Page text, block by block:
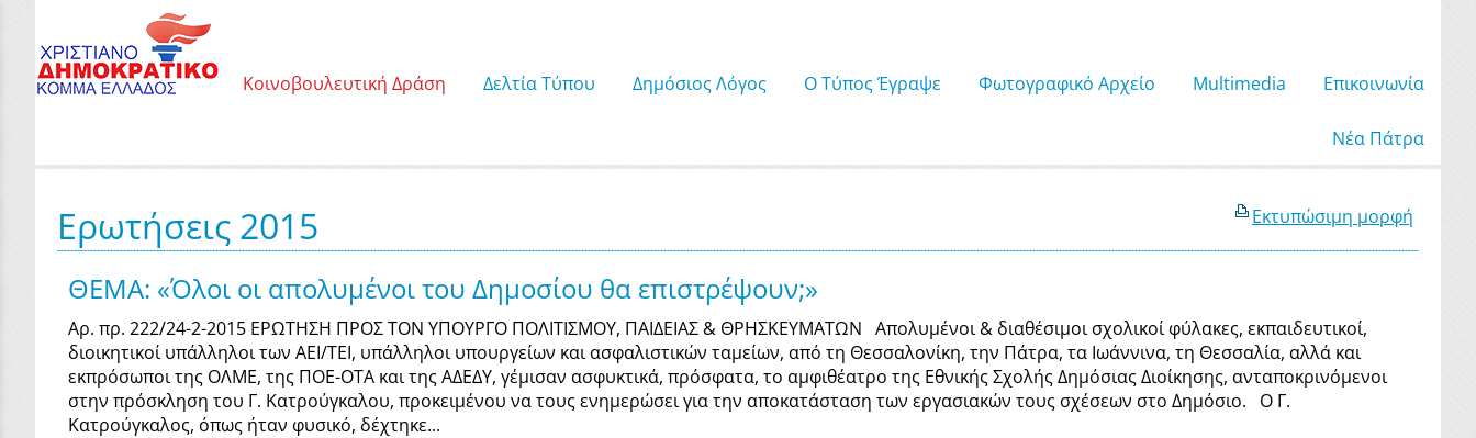
Κοινοβουλευτική Δράση Δελτία Τύπου Δημόσιος Λόγος Ο Τύπος Έγραψε Φωτογραφικό Αρχείο Μultimedia Επικοινωνία
Νέα Πάτρα
Εκτυπώσιμη μορφή
Ερωτήσεις 2015
ΘΕΜΑ: «Όλοι οι απολυμένοι του Δημοσίου θα επιστρέψουν;»
Αρ. πρ. 222/24-2-2015 ΕΡΩΤΗΣΗ ΠΡΟΣ ΤΟΝ ΥΠΟΥΡΓΟ ΠΟΛΙΤΙΣΜΟΥ, ΠΑΙΔΕΙΑΣ & ΘΡΗΣΚΕΥΜΑΤΩΝ Απολυμένοι & διαθέσιμοι σχολικοί φύλακες, εκπαιδευτικοί,
διοικητικοί υπάλληλοι των ΑΕΙ/ΤΕΙ, υπάλληλοι υπουργείων και ασφαλιστικών ταμείων, από τη Θεσσαλονίκη, την Πάτρα, τα Ιωάννινα, τη Θεσσαλία, αλλά και
εκπρόσωποι της ΟΛΜΕ, της ΠΟΕ-ΟΤΑ και της ΑΔΕΔΥ, γέμισαν ασφυκτικά, πρόσφατα, το αμφιθέατρο της Εθνικής Σχολής Δημόσιας Διοίκησης, ανταποκρινόμενοι
στην πρόσκληση του Γ. Κατρούγκαλου, προκειμένου να τους ενημερώσει για την αποκατάσταση των εργασιακών τους σχέσεων στο Δημόσιο. Ο Γ.
Κατρούγκαλος, όπως ήταν φυσικό, δέχτηκε...